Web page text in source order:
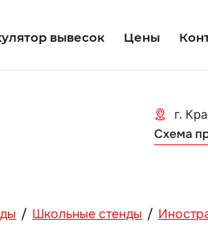
вывесок Цены
г.
Схема
/ Школьные стенды /